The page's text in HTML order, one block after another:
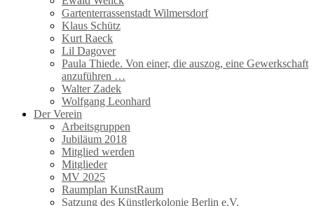
Gartenterrassenstadt Wilmersdorf
Klaus Schütz
Kurt Raeck
Lil Dagover
Paula Thiede. Von einer, die auszog, eine Gewerkschaft
anzuführen …
Walter Zadek
Wolfgang Leonhard
Der Verein
Arbeitsgruppen
Jubiläum 2018
Mitglied werden
Mitglieder
MV 2025
Raumplan KunstRaum
Satzung des Künstlerkolonie Berlin e.V.